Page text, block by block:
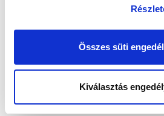
Összes süti
Kiválasztás
MTK BUDAPEST II